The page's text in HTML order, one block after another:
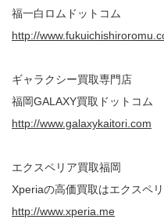
福一白ロムドットコム
http://
ギャラクシー買取専門店
福岡GALAXY買取ドットコム
http://www.galaxykaitori.com
エクスペリア買取福岡
Xperiaの高価買取はエクスペ
http://www.xperia.me